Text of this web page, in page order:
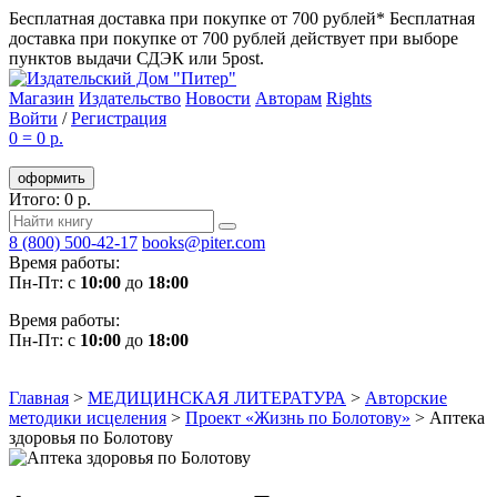
Бесплатная доставка при покупке от 700 рублей* Бесплатная
доставка при покупке от 700 рублей действует при выборе
пунктов выдачи СДЭК или 5post.
Магазин Издательство Новости Авторам Rights
Войти /Регистрация
0 = 0 р.
оформить
Итого: 0 р.
8 (800) 500-42-17 books@piter.com
Время работы:
Пн-Пт: с 10:00 до 18:00
Время работы:
Пн-Пт: с 10:00 до 18:00
Главная > МЕДИЦИНСКАЯ ЛИТЕРАТУРА > Авторские
методики исцеления > Проект «Жизнь по Болотову» > Аптека
здоровья по Болотову